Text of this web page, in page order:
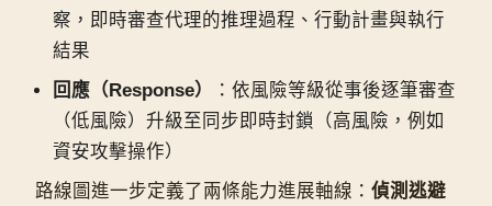
察，即時審查代理的推理過程、行動計畫與執行
結果
回應（Response）
：依風險等級從事後逐筆審查
（低風險）升級至同步即時封鎖（高風險，例如
資安攻擊操作）
路線圖進一步定義了兩條能力進展軸線： 偵測逃避